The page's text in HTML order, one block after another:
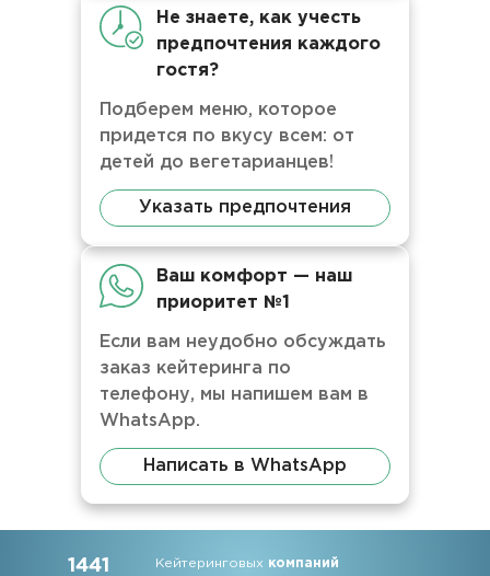
Не знаете, как учесть
предпочтения каждого
гостя?
Подберем меню, которое
придется по вкусу всем: от
детей до вегетарианцев!
Указать предпочтения
Ваш комфорт — наш
приоритет №1
Если вам неудобно обсуждать
заказ кейтеринга по
телефону, мы напишем вам в
WhatsApp.
Написать в WhatsApp
1441 Кейтеринговых компаний